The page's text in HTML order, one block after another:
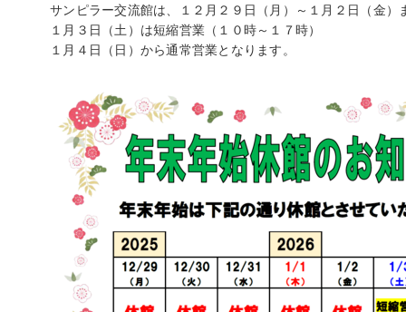
サンピラー交流館は、１２月２９日（月）～１月２日（金）
１月３日（土）は短縮営業（１０時～１７時）
１月４日（日）から通常営業となります。